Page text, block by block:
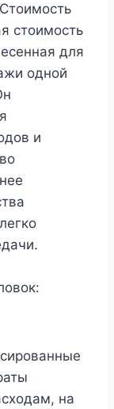
стоимость
для
одной
и
на